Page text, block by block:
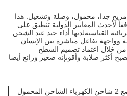
جدا، محمول، وصلة وتشغيل. هذا
لأحدث المعايير الدولية.تنطبق على
القياسيةلديها أداء جيد عند الشحن.
وواجهة تفاعل مباشرة بين الإنسان
من خلال اعتماد تصميم السطح
أكثر صلابة وأقوىإنه صغير ورائع أيضا
المحمول